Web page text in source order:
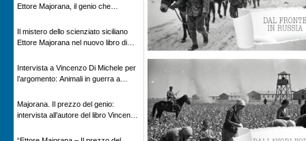
Ettore Majorana, il genio che
Il mistero dello scienziato siciliano
Ettore Majorana nel nuovo libro di
Adnkronos
Intervista a Vincenzo Di Michele per
l’argomento: Animali in guerra a
in onda su Espansione TV
Majorana. Il prezzo del genio:
intervista all’autore del libro Vincenzo